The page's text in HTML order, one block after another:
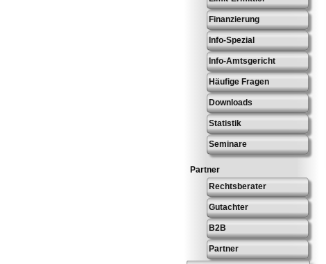
Finanzierung
Info-Spezial
Info-Amtsgericht
Häufige Fragen
Downloads
Statistik
Seminare
Partner
Rechtsberater
Gutachter
B2B
Partner